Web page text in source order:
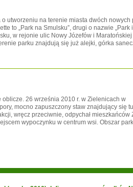
utworzeniu na terenie miasta dwóch nowych
to „Park na Smulsku”, drugi o nazwie „Park
w rejonie ulic Nowy Józefów i Maratońskiej
parku znajdują się już alejki, górka
26 września 2010 r. w Zielenicach w
mocno zapuszczony staw znajdujący się
wręcz przeciwnie, odpychał mieszkańców
wypoczynku w centrum wsi. Obszar